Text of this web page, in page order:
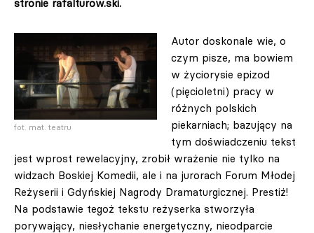
stronie rafalturow.ski.
fot. mat. teatru
Autor doskonale wie, o
czym pisze, ma bowiem
w życiorysie epizod
(pięcioletni) pracy w
różnych polskich
piekarniach; bazujący na
tym doświadczeniu tekst
jest wprost rewelacyjny, zrobił wrażenie nie tylko na
widzach Boskiej Komedii, ale i na jurorach Forum Młodej
Reżyserii i Gdyńskiej Nagrody Dramaturgicznej. Prestiż!
Na podstawie tegoż tekstu reżyserka stworzyła
porywający, niesłychanie energetyczny, nieodparcie